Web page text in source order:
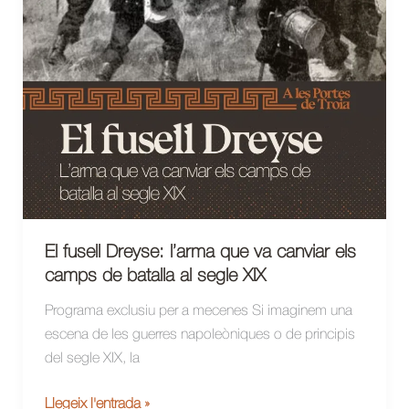
El fusell Dreyse: l’arma que va canviar els
camps de batalla al segle XIX
Programa exclusiu per a mecenes Si imaginem una
escena de les guerres napoleòniques o de principis
del segle XIX, la
Llegeix l'entrada »